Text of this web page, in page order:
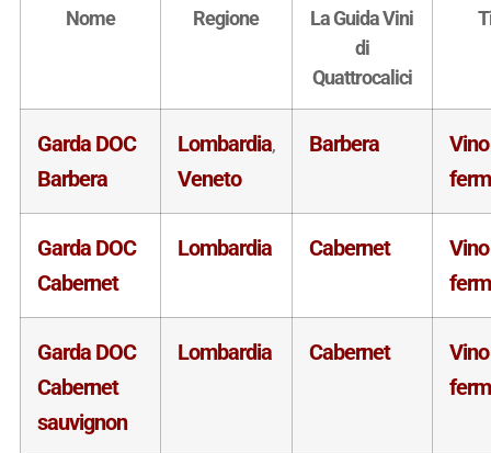
Nome Regione
La Guida Vini
di
Quattrocalici
Garda DOC
Barbera
Lombardia,
Veneto
Barbera
Vino
Garda DOC
Cabernet
Lombardia Cabernet
Vino
Garda DOC
Cabernet
sauvignon
Lombardia Cabernet
Vino